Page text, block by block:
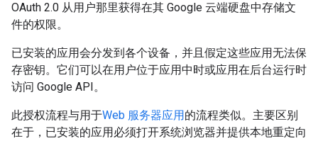
OAuth 2.0 从用户那里获得在其 Google 云端硬盘中存储文
件的权限。
已安装的应用会分发到各个设备，并且假定这些应用无法保
存密钥。它们可以在用户位于应用中时或应用在后台运行时
访问 Google API。
此授权流程与用于Web 服务器应用的流程类似。主要区别
在于，已安装的应用必须打开系统浏览器并提供本地重定向